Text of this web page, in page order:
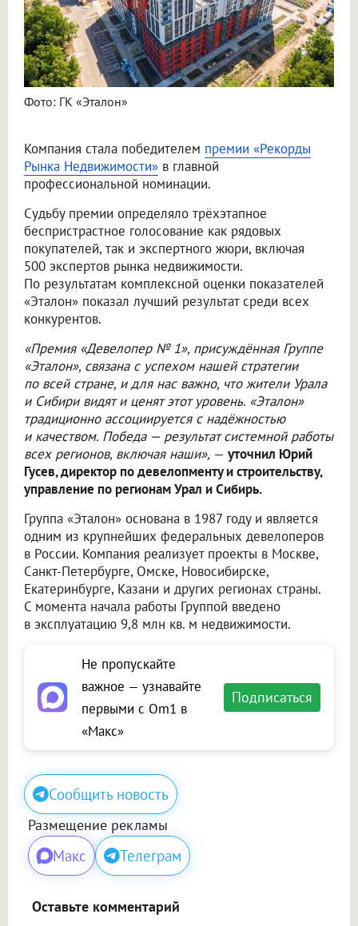
Фото: ГК «Эталон»
Компания стала победителем премии «Рекорды
Рынка Недвижимости» в главной
профессиональной номинации.
Судьбу премии определяло трёхэтапное
беспристрастное голосование как рядовых
покупателей, так и экспертного жюри, включая
500 экспертов рынка недвижимости.
По результатам комплексной оценки показателей
«Эталон» показал лучший результат среди всех
конкурентов.
«Премия «Девелопер № 1», присуждённая Группе
«Эталон», связана с успехом нашей стратегии
по всей стране, и для нас важно, что жители Урала
и Сибири видят и ценят этот уровень. «Эталон»
традиционно ассоциируется с надёжностью
и качеством. Победа — результат системной работы
всех регионов, включая наши», — уточнил Юрий
Гусев, директор по девелопменту и строительству,
управление по регионам Урал и Сибирь.
Группа «Эталон» основана в 1987 году и является
одним из крупнейших федеральных девелоперов
в России. Компания реализует проекты в Москве,
Санкт-Петербурге, Омске, Новосибирске,
Екатеринбурге, Казани и других регионах страны.
С момента начала работы Группой введено
в эксплуатацию 9,8 млн кв. м недвижимости.
Не пропускайте
важное — узнавайте
первыми с Om1 в
«Макс»
Подписаться
Сообщить новость
Размещение рекламы
Макс Телеграм
Оставьте комментарий